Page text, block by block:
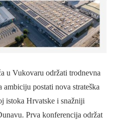
u Vukovaru održati trodnevna
postati nova strateška
istoka Hrvatske i snažniji
Prva konferencija održat